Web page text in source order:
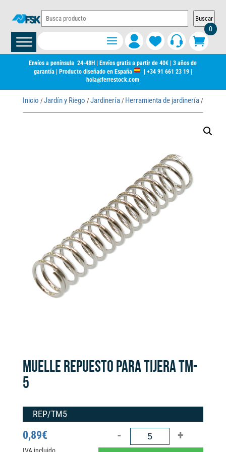
Buscar
0
Envíos a península 24-48H | Envíos gratis a partir de 40€ | 3 años de
garantía | Producto diseñado en España
+34 91 661 23 19|
hola@ferrestock.com
Inicio / Jardín y Riego / Jardinería/ Herramienta de jardinería/
MUELLE REPUESTO PARA TIJERA TM-
5
REP/TM5
0,89€
MUELLE
REPUESTO